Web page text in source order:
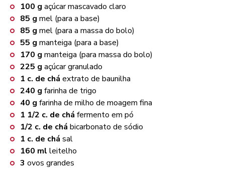
100 g açúcar mascavado claro
85 g mel (para a base)
85 g mel (para a massa do bolo)
55 g manteiga (para a base)
170 g manteiga (para massa do bolo)
225 g açúcar granulado
1 c. de chá extrato de baunilha
240 g farinha de trigo
40 g farinha de milho de moagem fina
1 1/2 c. de chá fermento em pó
1/2 c. de chá bicarbonato de sódio
1 c. de chá sal
160 ml leitelho
3 ovos grandes